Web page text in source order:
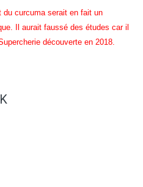
du curcuma serait en fait un
Il aurait faussé des études car il
découverte en 2018.